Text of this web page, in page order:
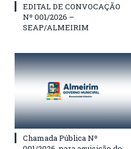
EDITAL DE CONVOCAÇÃO
Nº 001/2026 –
SEAP/ALMEIRIM
Chamada Pública Nº